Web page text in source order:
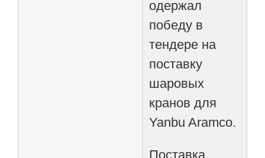
одержал
победу в
тендере на
поставку
шаровых
кранов для
Yanbu Aramco.
Поставка